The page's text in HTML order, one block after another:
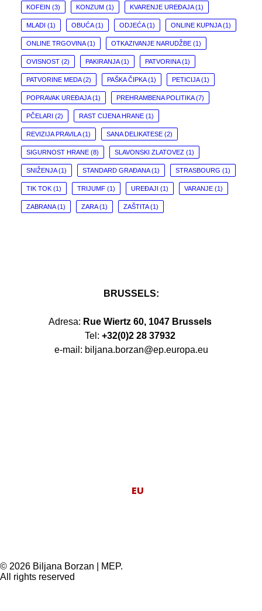
KOFEIN (3) KONZUM (1) KVARENJE UREĐAJA(1)
MLADI (1) OBUĆA(1) ODJEĆA(1) ONLINE KUPNJA(1)
ONLINE TRGOVINA(1) OTKAZIVANJE NARUDŽBE (1)
OVISNOST (2) PAKIRANJA(1) PATVORINA(1)
PATVORINE MEDA(2) PAŠKA ČIPKA(1) PETICIJA(1)
POPRAVAK UREĐAJA(1) PREHRAMBENA POLITIKA(7)
PČELARI (2) RAST CIJENA HRANE (1)
REVIZIJA PRAVILA(1) SANA DELIKATESE (2)
SIGURNOST HRANE (8) SLAVONSKI ZLATOVEZ (1)
SNIŽENJA(1) STANDARD GRAĐANA(1) STRASBOURG (1)
TIK TOK (1) TRIJUMF (1) UREĐAJI (1) VARANJE (1)
ZABRANA(1) ZARA(1) ZAŠTITA(1)
BRUSSELS:
Adresa: Rue Wiertz 60, 1047 Brussels
Tel: +32(0)2 28 37932
e-mail: biljana.borzan@ep.europa.eu
EU
© 2026 Biljana Borzan | MEP.
All rights reserved